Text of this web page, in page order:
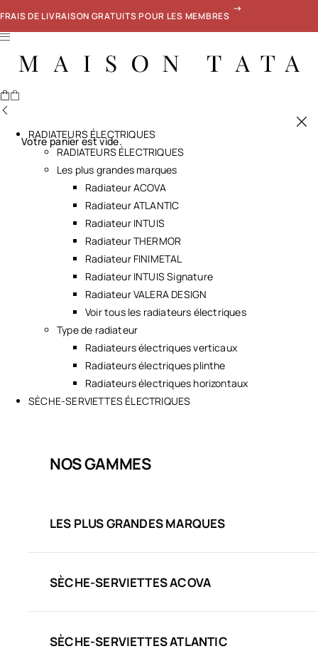
FRAIS DE LIVRAISON GRATUITS POUR LES MEMBRES
Votre panier est vide.
RADIATEURS ÉLECTRIQUES
RADIATEURS ÉLECTRIQUES
Les plus grandes marques
Radiateur ACOVA
Radiateur ATLANTIC
Radiateur INTUIS
Radiateur THERMOR
Radiateur FINIMETAL
Radiateur INTUIS Signature
Radiateur VALERA DESIGN
Voir tous les radiateurs électriques
Type de radiateur
Radiateurs électriques verticaux
Radiateurs électriques plinthe
Radiateurs électriques horizontaux
SÈCHE-SERVIETTES ÉLECTRIQUES
NOS GAMMES
LES PLUS GRANDES MARQUES
SÈCHE-SERVIETTES ACOVA
SÈCHE-SERVIETTES ATLANTIC